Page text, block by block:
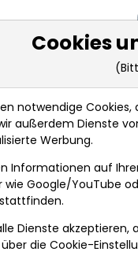
Markt-Analysen
Capital Inc.
Inc.
Cookies
notwendige
außerdem Dienste
Werbung.
Informationen auf
Google/YouTube
stattfinden.
Dienste akzeptieren,
die Cookie-